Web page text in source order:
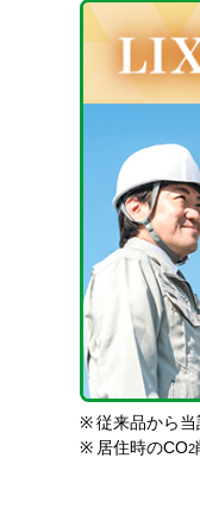
※ 従来品から
※ 居住時のCO2